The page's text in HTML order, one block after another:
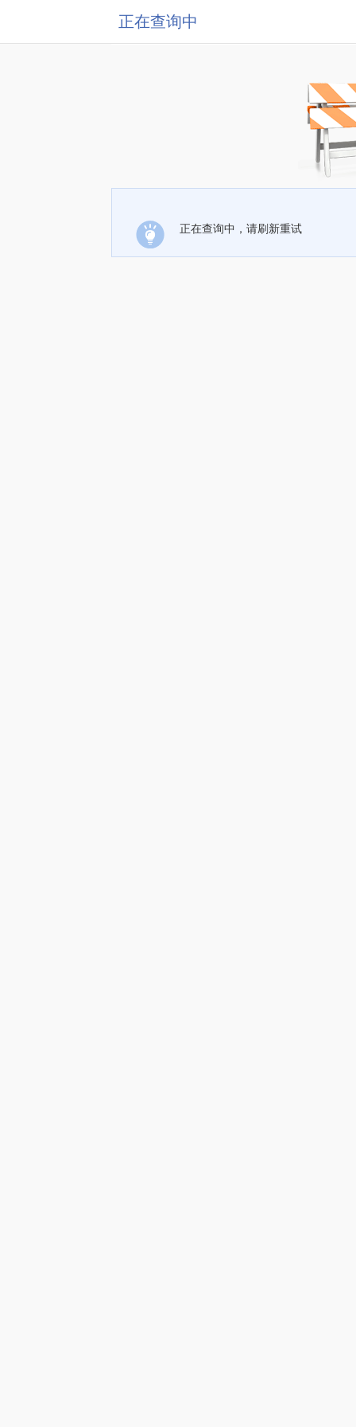
正在查询中
正在查询中，请刷新重试